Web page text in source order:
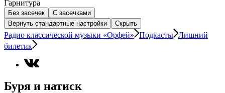
Гарнитура
Без засечек
С засечками
Вернуть стандартные настройки
Скрыть
Радио классической музыки «Орфей» Подкасты Лишний
билетик
Буря и натиск